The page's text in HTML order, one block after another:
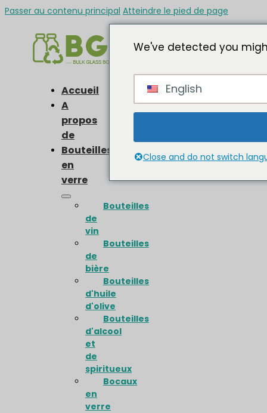
Passer au contenu principal Atteindre le pied de page
Accueil
A
propos
de
Bouteilles
en
verre
Bouteilles
de
vin
Bouteilles
de
bière
Bouteilles
d'huile
d'olive
Bouteilles
d'alcool
et
de
spiritueux
Bocaux
en
verre
We've detected you
English
Close and do not switch